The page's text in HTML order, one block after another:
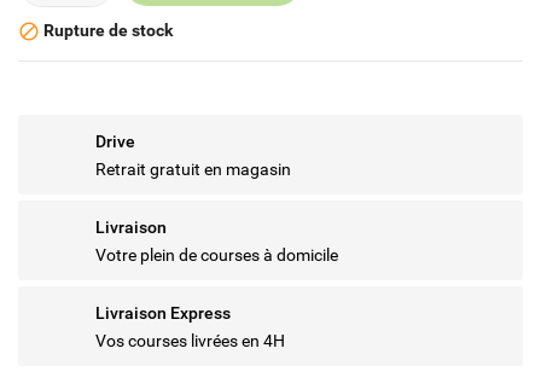
 Rupture de stock
Drive
Retrait gratuit en magasin
Livraison
Votre plein de courses à domicile
Livraison Express
Vos courses livrées en 4H